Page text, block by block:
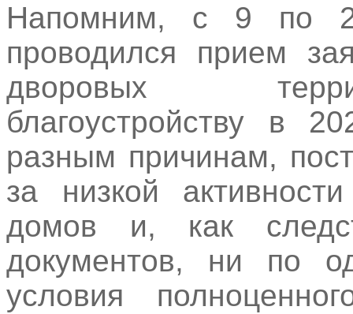
Напомним, с 9 по
проводился прием
дворовых
благоустройству в
разным причинам,
за низкой
домов и, как
документов, ни по
условия